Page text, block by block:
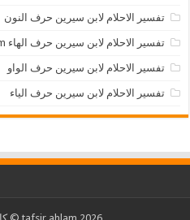
تفسير الاحلام لابن سيرين حرف النون
تفسير الاحلام لابن سيرين حرف الهاء tafsir al ahlam
تفسير الاحلام لابن سيرين حرف الواو
تفسير الاحلام لابن سيرين حرف الياء